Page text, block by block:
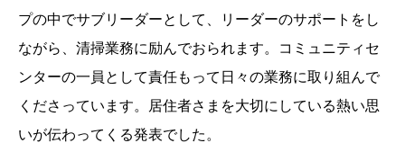
プの中でサブリーダーとして、リーダーのサポートをし
ながら、清掃業務に励んでおられます。コミュニティセ
ンターの一員として責任もって日々の業務に取り組んで
くださっています。居住者さまを大切にしている熱い思
いが伝わってくる発表でした。